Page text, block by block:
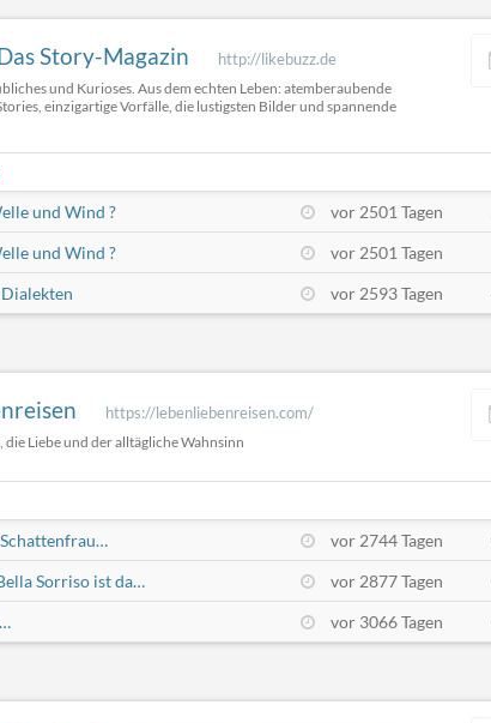
Story-Magazin http://likebuzz.de
und Kurioses. Aus dem echten Leben: atemberaubende
einzigartige Vorfälle, die lustigsten Bilder und spannende
und Wind ? vor 2501 Tagen
und Wind ?
vor 2501 Tagen
vor 2593 Tagen
https://lebenliebenreisen.com/
die Liebe und der alltägliche Wahnsinn
vor 2744 Tagen
Sorriso ist da…
vor 2877 Tagen
vor 3066 Tagen